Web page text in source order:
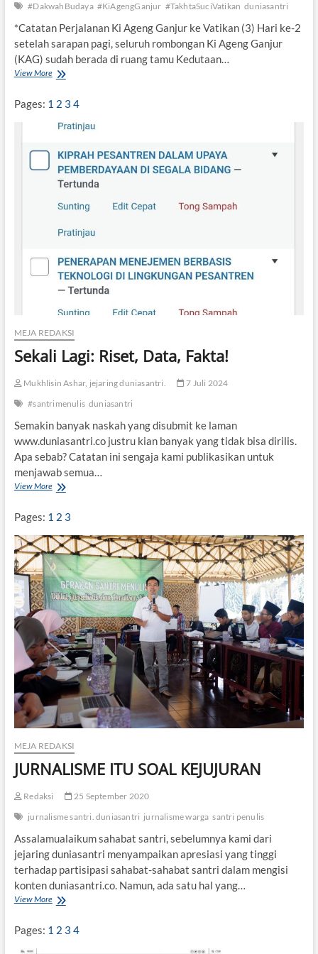
P
n
e
l
i
#DakwahBudaya #KiAgengGanjur #TakhtaSuciVatikan duniasantri
*Catatan Perjalanan Ki Ageng Ganjur ke Vatikan (3) Hari ke-2
setelah sarapan pagi, seluruh rombongan Ki Ageng Ganjur
(KAG) sudah berada di ruang tamu Kedutaan…
View MoreK
a
c
i
V
k
n
Pages: 1 2 3 4
MEJA REDAKSI
Sekali Lagi: Riset, Data, Fakta!
Mukhlisin Ashar, jejaring duniasantri.
7 Juli 2024
#santrimenulis duniasantri
Semakin banyak naskah yang disubmit ke laman
www.duniasantri.co justru kian banyak yang tidak bisa dirilis.
Apa sebab? Catatan ini sengaja kami publikasikan untuk
menjawab semua…
View MoreS
a
l
i
L
a
g
i
:
R
i
s
e
t
D
a
t
a
,
F
k
a
Pages: 1 2 3
MEJA REDAKSI
JURNALISME ITU SOAL KEJUJURAN
Redaksi
25 September 2020
jurnalisme santri. duniasantri jurnalisme warga santri penulis
Assalamualaikum sahabat santri, sebelumnya kami dari
jejaring duniasantri menyampaikan apresiasi yang tinggi
terhadap partisipasi sahabat-sahabat santri dalam mengisi
konten duniasantri.co. Namun, ada satu hal yang…
View MoreJ
R
N
Pages: 1 2 3 4